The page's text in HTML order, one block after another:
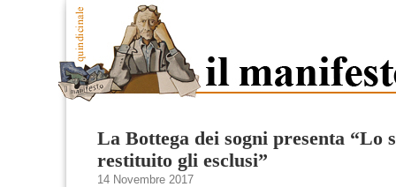
La Bottega dei sogni presenta “Lo
restituito gli esclusi”
14 Novembre 2017